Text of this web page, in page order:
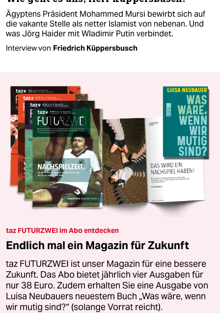
Ägyptens Präsident Mohammed Mursi bewirbt sich auf
die vakante Stelle als netter Islamist von nebenan. Und
was Jörg Haider mit Wladimir Putin verbindet.
Interview von Friedrich Küppersbusch
taz FUTURZWEI im Abo entdecken
Endlich mal ein Magazin für Zukunft
taz FUTURZWEI ist unser Magazin für eine bessere
Zukunft. Das Abo bietet jährlich vier Ausgaben für
nur 38 Euro. Zudem erhalten Sie eine Ausgabe von
Luisa Neubauers neuestem Buch „Was wäre, wenn
wir mutig sind?“ (solange Vorrat reicht).